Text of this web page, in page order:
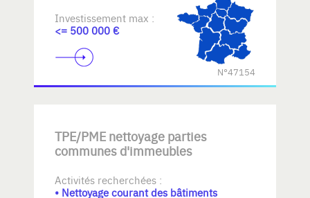
Investissement max :
<= 500 000 €
N°47154
TPE/PME nettoyage parties
communes d'immeubles
Activités recherchées :
• Nettoyage courant des bâtiments